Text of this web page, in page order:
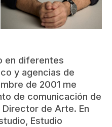
en diferentes
y agencias de
de 2001 me
de comunicación de
de Arte. En
Estudio